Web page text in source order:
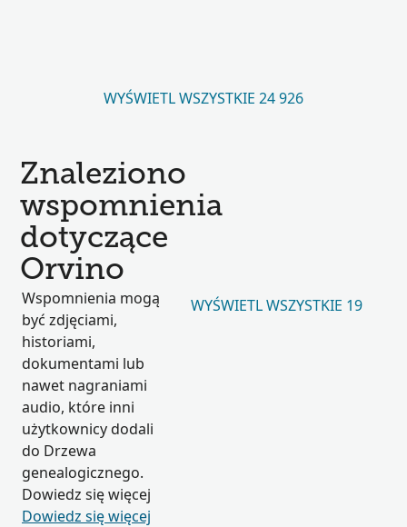
WYŚWIETL WSZYSTKIE 24 926
Znaleziono
wspomnienia
dotyczące
Orvino
Wspomnienia mogą
być zdjęciami,
historiami,
dokumentami lub
nawet nagraniami
audio, które inni
użytkownicy dodali
do Drzewa
genealogicznego.
Dowiedz się więcej
Dowiedz się więcej
WYŚWIETL WSZYSTKIE 19